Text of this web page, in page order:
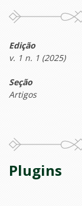
Edição
v. 1 n. 1 (2025)
Seção
Artigos
Plugins